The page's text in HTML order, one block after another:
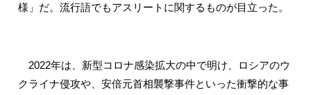
様」だ。流行語でもアスリートに関するものが目立った。
2022年は、新型コロナ感染拡大の中で明け、ロシアのウ
クライナ侵攻や、安倍元首相襲撃事件といった衝撃的な事